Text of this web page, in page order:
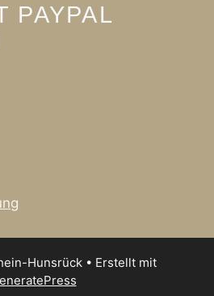
PAYPAL
Hunsrück• Erstellt mit